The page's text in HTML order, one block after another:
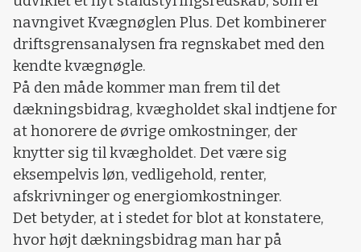
navngivet Kvægnøglen Plus. Det kombinerer
driftsgrensanalysen fra regnskabet med den
kendte kvægnøgle.
På den måde kommer man frem til det
dækningsbidrag, kvægholdet skal indtjene for
at honorere de øvrige omkostninger, der
knytter sig til kvægholdet. Det være sig
eksempelvis løn, vedligehold, renter,
afskrivninger og energiomkostninger.
Det betyder, at i stedet for blot at konstatere,
hvor højt dækningsbidrag man har på